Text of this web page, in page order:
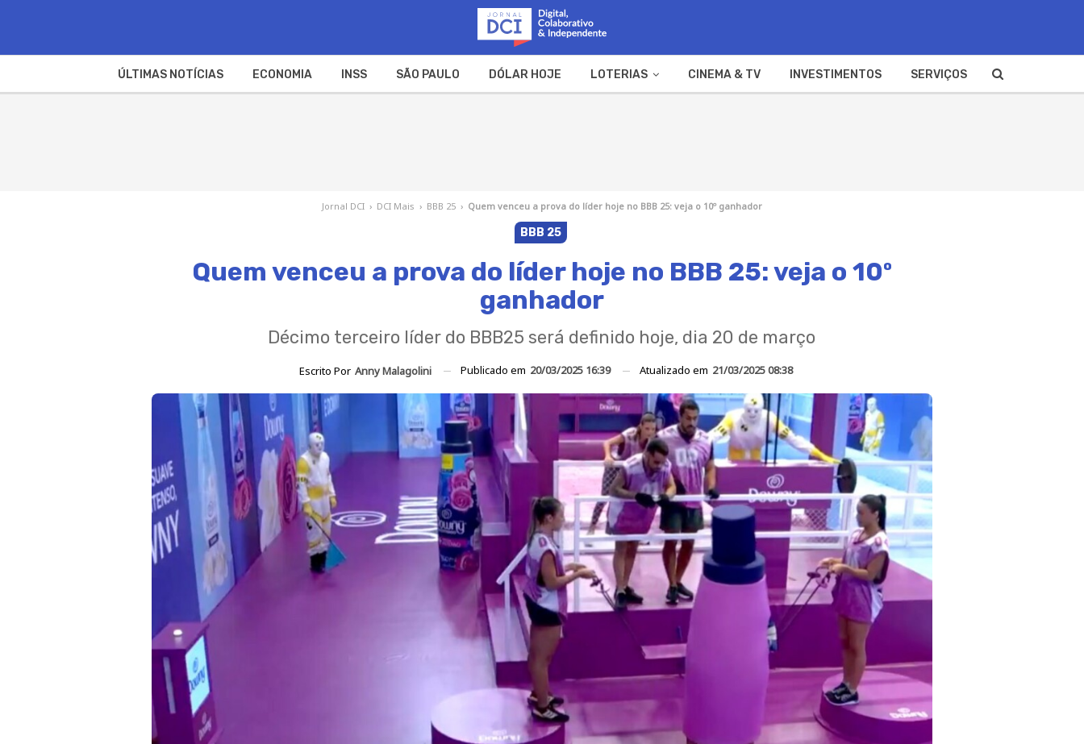
ÚLTIMAS NOTÍCIAS ECONOMIA INSS SÃO PAULO DÓLAR HOJE LOTERIAS CINEMA & TV INVESTIMENTOS SERVIÇOS
Jornal DCI › DCI Mais › BBB 25 › Quem venceu a prova do líder hoje no BBB 25: veja o 10º ganhador
BBB 25
Quem venceu a prova do líder hoje no BBB 25: veja o 10º
ganhador
Décimo terceiro líder do BBB25 será definido hoje, dia 20 de março
Escrito Por Anny Malagolini Publicado em 20/03/2025 16:39 Atualizado em 21/03/2025 08:38